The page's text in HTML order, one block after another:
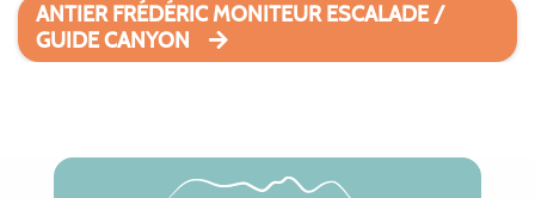
ANTIER FRÉDÉRIC MONITEUR ESCALADE /
GUIDE CANYON